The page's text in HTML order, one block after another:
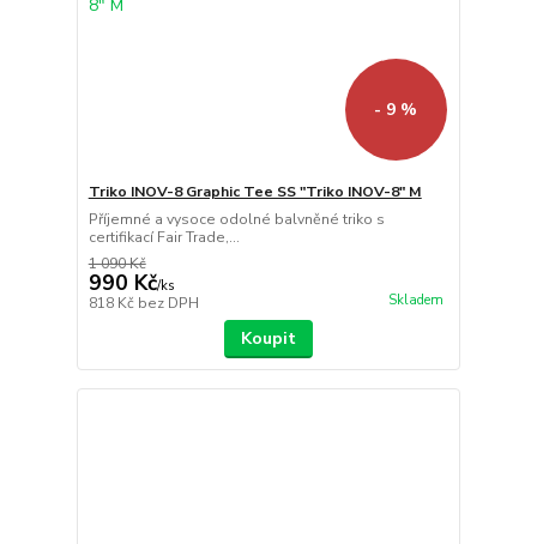
- 9 %
Triko INOV-8 Graphic Tee SS "Triko INOV-8" M
Příjemné a vysoce odolné balvněné triko s
certifikací Fair Trade,...
1 090 Kč
990 Kč/ks
818 Kč bez DPH Skladem
Koupit